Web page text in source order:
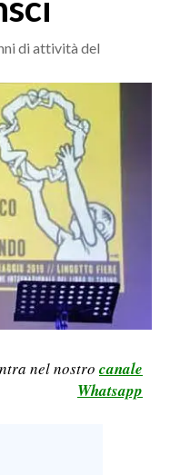
di attività del
nel nostro canale
Whatsapp